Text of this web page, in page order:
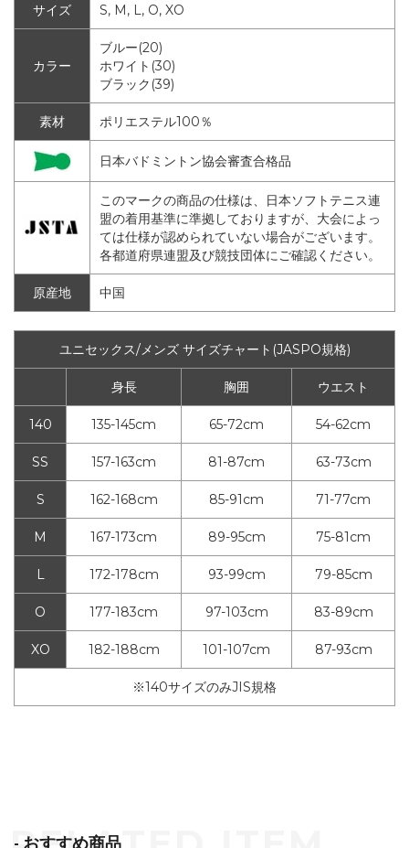
サイズ S, M, L, O, XO
カラー
ブルー(20)
ホワイト(30)
ブラック(39)
素材 ポリエステル100％
日本バドミントン協会審査合格品
このマークの商品の仕様は、日本ソフトテニス連
盟の着用基準に準拠しておりますが、大会によっ
ては仕様が認められていない場合がございます。
各都道府県連盟及び競技団体にご確認ください。
原産地 中国
ユニセックス/メンズ サイズチャート(JASPO規格)
身長 胸囲 ウエスト
140 135-145cm 65-72cm 54-62cm
SS 157-163cm 81-87cm 63-73cm
S 162-168cm 85-91cm 71-77cm
M 167-173cm 89-95cm 75-81cm
L 172-178cm 93-99cm 79-85cm
O 177-183cm 97-103cm 83-89cm
XO 182-188cm 101-107cm 87-93cm
※140サイズのみJIS規格
- おすすめ商品